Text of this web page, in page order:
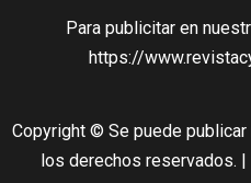
Para publicitar en
https://
Copyright © Se puede
los derechos reservados. |